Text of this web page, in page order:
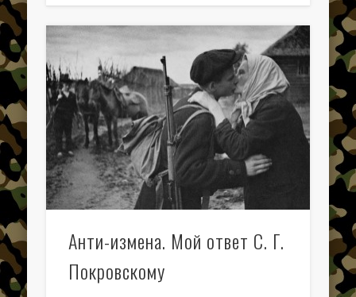
Летичевский укрепрайон на велосипеде часть 3 | Укреп
Районк Летичевский укрепрайон на велосипеде часть 2
Летичевский укрепрайон на велосипеде часть 2 | Укреп
РайонкЛетичевский укрепрайон на велосипеде часть 1
SHAH
Прорыв Летичевского укрепрайона
Николай БабаджанянкОсенние краски ЛеУРа
alex welt
Осенние краски ЛеУРа
Archives
Август 2025
Анти-измена. Мой ответ С. Г.
Покровскому